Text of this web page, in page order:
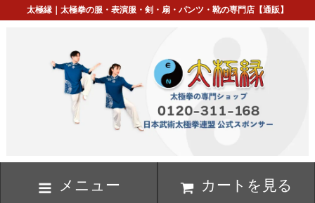
太極縁｜太極拳の服・表演服・剣・扇・パンツ・靴の専門店【通販】
メニュー カートを見る